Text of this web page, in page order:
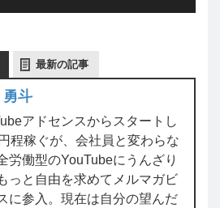
最新の記事
勇斗
アドセンスからスタートし
程稼ぐが、会社員と変わらな
労働型のYouTubeにうんざり
っと自由を求めてメルマガビ
に参入。現在は自分の望んだ